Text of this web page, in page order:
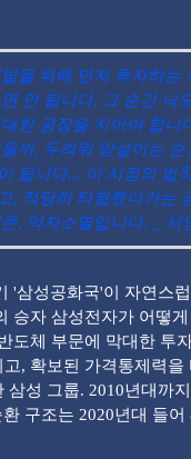
을 위해 먼저 투자하는
안 됩니다. 그 순간 낙
한 공장을 지어야 합니
까, 두려워 망설이는
됩니다... 이 시장의 법
, 적당히 타협했다가는
, 약자소멸입니다. _
'삼성공화국'이 자연스
승자 삼성전자가 어떻
도체 부문에 막대한 투
, 확보된 가격통제력
삼성 그룹. 2010년대까
구조는 2020년대 들